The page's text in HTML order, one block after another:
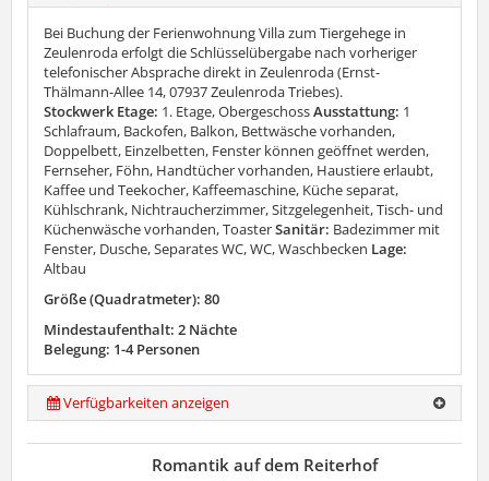
Bei Buchung der Ferienwohnung Villa zum Tiergehege in
Zeulenroda erfolgt die Schlüsselübergabe nach vorheriger
telefonischer Absprache direkt in Zeulenroda (Ernst-
Thälmann-Allee 14, 07937 Zeulenroda Triebes).
Stockwerk Etage: 1. Etage, ObergeschossAusstattung: 1
Schlafraum, Backofen, Balkon, Bettwäsche vorhanden,
Doppelbett, Einzelbetten, Fenster können geöffnet werden,
Fernseher, Föhn, Handtücher vorhanden, Haustiere erlaubt,
Kaffee und Teekocher, Kaffeemaschine, Küche separat,
Kühlschrank, Nichtraucherzimmer, Sitzgelegenheit, Tisch- und
Küchenwäsche vorhanden, ToasterSanitär: Badezimmer mit
Fenster, Dusche, Separates WC, WC, Waschbecken Lage:
Altbau
Größe (Quadratmeter): 80
Mindestaufenthalt: 2 Nächte
Belegung: 1-4 Personen
Verfügbarkeiten anzeigen
Romantik auf dem Reiterhof